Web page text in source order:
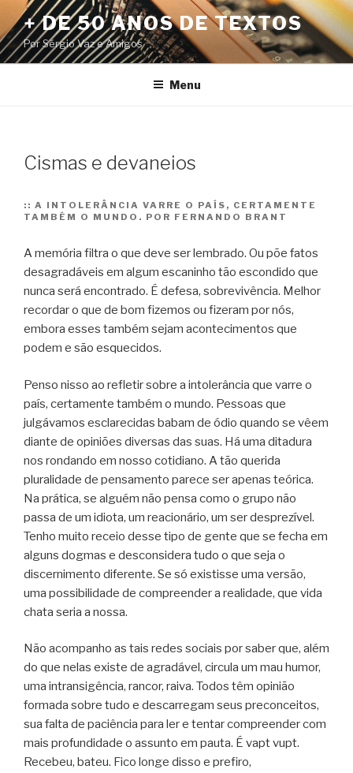
Pular
para
o
conteúdo
+ DE 50 ANOS DE TEXTOS
Por Sérgio Vaz e Amigos
Menu
Cismas e devaneios
:: A INTOLERÂNCIA VARRE O PAÍS, CERTAMENTE
TAMBÉM O MUNDO. POR FERNANDO BRANT
A memória filtra o que deve ser lembrado. Ou põe fatos
desagradáveis em algum escaninho tão escondido que
nunca será encontrado. É defesa, sobrevivência. Melhor
recordar o que de bom fizemos ou fizeram por nós,
embora esses também sejam acontecimentos que
podem e são esquecidos.
Penso nisso ao refletir sobre a intolerância que varre o
país, certamente também o mundo. Pessoas que
julgávamos esclarecidas babam de ódio quando se vêem
diante de opiniões diversas das suas. Há uma ditadura
nos rondando em nosso cotidiano. A tão querida
pluralidade de pensamento parece ser apenas teórica.
Na prática, se alguém não pensa como o grupo não
passa de um idiota, um reacionário, um ser desprezível.
Tenho muito receio desse tipo de gente que se fecha em
alguns dogmas e desconsidera tudo o que seja o
discernimento diferente. Se só existisse uma versão,
uma possibilidade de compreender a realidade, que vida
chata seria a nossa.
Não acompanho as tais redes sociais por saber que, além
do que nelas existe de agradável, circula um mau humor,
uma intransigência, rancor, raiva. Todos têm opinião
formada sobre tudo e descarregam seus preconceitos,
sua falta de paciência para ler e tentar compreender com
mais profundidade o assunto em pauta. É vapt vupt.
Recebeu, bateu. Fico longe disso e prefiro,